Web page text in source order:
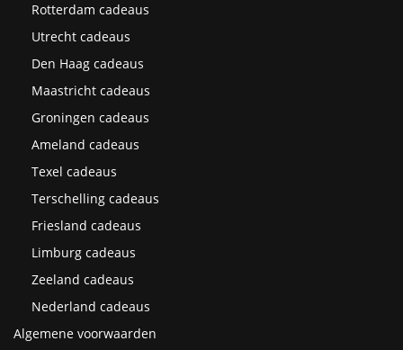
Rotterdam cadeaus
Utrecht cadeaus
Den Haag cadeaus
Maastricht cadeaus
Groningen cadeaus
Ameland cadeaus
Texel cadeaus
Terschelling cadeaus
Friesland cadeaus
Limburg cadeaus
Zeeland cadeaus
Nederland cadeaus
Algemene voorwaarden